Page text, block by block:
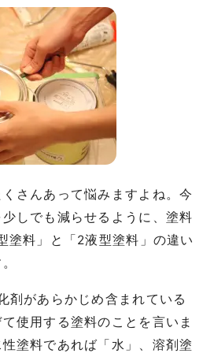
さんあって悩みますよね。今
しでも減らせるように、塗料
塗料」と「2液型塗料」の違い
剤があらかじめ含まれている
使用する塗料のことを言いま
塗料であれば「水」、溶剤塗